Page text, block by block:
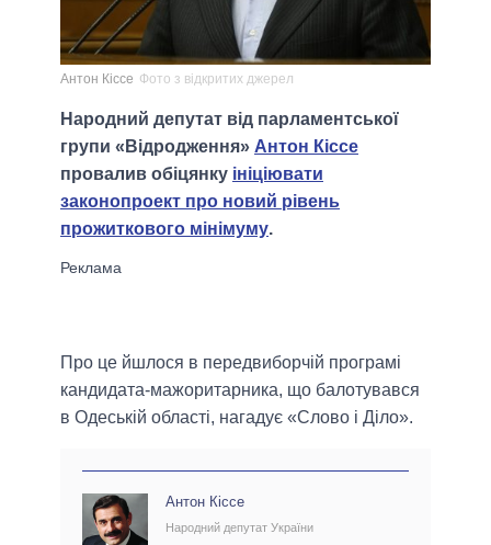
Антон Кіссе Фото з відкритих джерел
Народний депутат від парламентської
групи «Відродження» Антон Кіссе
провалив обіцянку ініціювати
законопроект про новий рівень
прожиткового мінімуму.
Про це йшлося в передвиборчій програмі
кандидата-мажоритарника, що балотувався
в Одеській області, нагадує «Слово і Діло».
Антон Кіссе
Народний депутат України